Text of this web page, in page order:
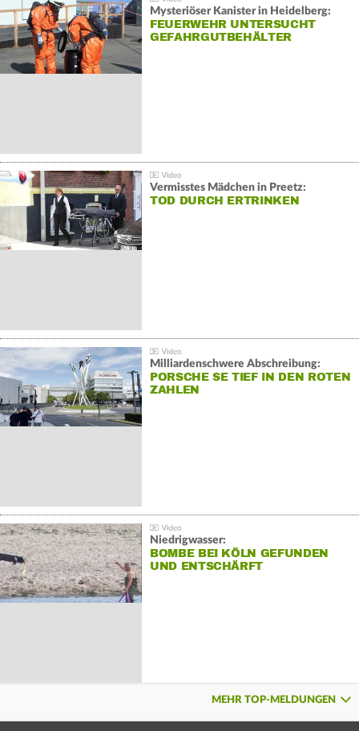
Mysteriöser Kanister in Heidelberg:
FEUERWEHR UNTERSUCHT
GEFAHRGUTBEHÄLTER
Vermisstes Mädchen in Preetz:
TOD DURCH ERTRINKEN
Milliardenschwere Abschreibung:
PORSCHE SE TIEF IN DEN ROTEN
ZAHLEN
Niedrigwasser:
BOMBE BEI KÖLN GEFUNDEN
UND ENTSCHÄRFT
MEHR TOP-MELDUNGEN